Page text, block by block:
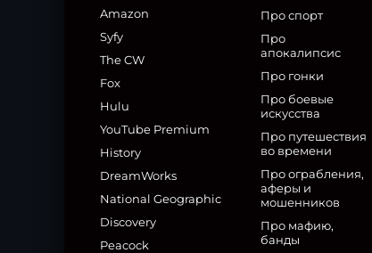
Amazon
Syfy
The CW
Fox
Hulu
YouTube Premium
History
DreamWorks
National Geographic
Discovery
Peacock
Про спорт
Про
апокалипсис
Про гонки
Про боевые
искусства
Про путешествия
во времени
Про ограбления,
аферы и
мошенников
Про мафию,
банды